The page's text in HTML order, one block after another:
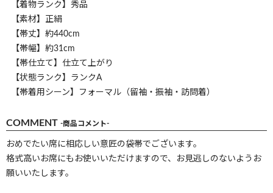
【着物ランク】秀品
【素材】正絹
【帯丈】約440cm
【帯幅】約31cm
【帯仕立て】仕立て上がり
【状態ランク】ランクA
【帯着用シーン】フォーマル（留袖・振袖・訪問着）
COMMENT -商品コメント-
おめでたい席に相応しい意匠の袋帯でございます。
格式高いお席にもお使いいただけますので、お見逃しのないようお
願いいたします。